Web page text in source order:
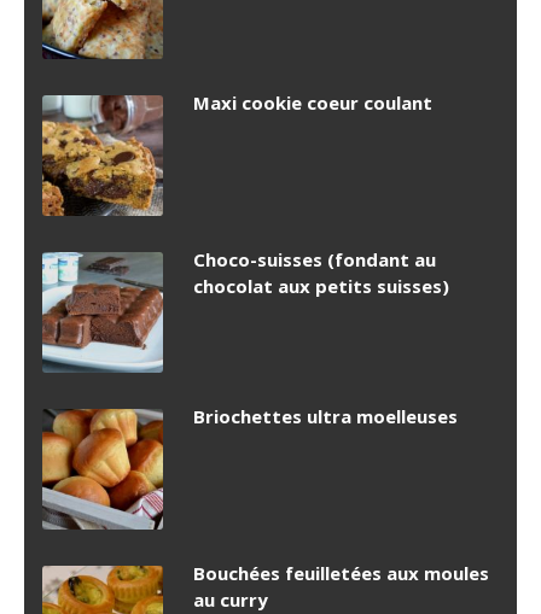
Maxi cookie coeur coulant
Choco-suisses (fondant au
chocolat aux petits suisses)
Briochettes ultra moelleuses
Bouchées feuilletées aux moules
au curry